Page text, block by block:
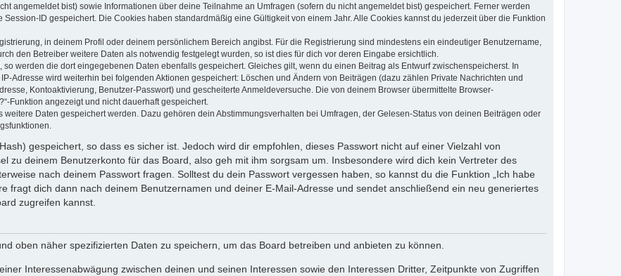
angemeldet bist) sowie Informationen über deine Teilnahme an Umfragen (sofern du nicht angemeldet bist) gespeichert. Ferner werden
ID gespeichert. Die Cookies haben standardmäßig eine Gültigkeit von einem Jahr. Alle Cookies kannst du jederzeit über die Funktion
in deinem Profil oder deinem persönlichem Bereich angibst. Für die Registrierung sind mindestens ein eindeutiger Benutzername,
den Betreiber weitere Daten als notwendig festgelegt wurden, so ist dies für dich vor deren Eingabe ersichtlich.
werden die dort eingegebenen Daten ebenfalls gespeichert. Gleiches gilt, wenn du einen Beitrag als Entwurf zwischenspeicherst. In
Adresse wird weiterhin bei folgenden Aktionen gespeichert: Löschen und Ändern von Beiträgen (dazu zählen Private Nachrichten und
Kontoaktivierung, Benutzer-Passwort) und gescheiterte Anmeldeversuche. Die von deinem Browser übermittelte Browser-
Funktion angezeigt und nicht dauerhaft gespeichert.
Daten gespeichert werden. Dazu gehören dein Abstimmungsverhalten bei Umfragen, der Gelesen-Status von deinen Beiträgen oder
gespeichert, so dass es sicher ist. Jedoch wird dir empfohlen, dieses Passwort nicht auf einer Vielzahl von
zu deinem Benutzerkonto für das Board, also geh mit ihm sorgsam um. Insbesondere wird dich kein Vertreter des
nach deinem Passwort fragen. Solltest du dein Passwort vergessen haben, so kannst du die Funktion „Ich habe
fragt dich dann nach deinem Benutzernamen und deiner E-Mail-Adresse und sendet anschließend ein neu generiertes
zugreifen kannst.
oben näher spezifizierten Daten zu speichern, um das Board betreiben und anbieten zu können.
Interessenabwägung zwischen deinen und seinen Interessen sowie den Interessen Dritter, Zeitpunkte von Zugriffen